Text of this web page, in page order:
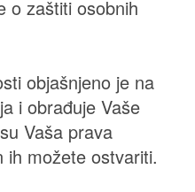
o zaštiti osobnih
objašnjeno je na
i obrađuje Vaše
Vaša prava
ih možete ostvariti.